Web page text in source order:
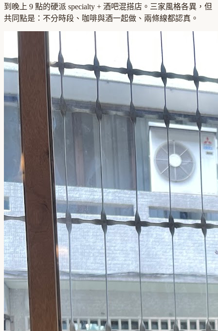
到晚上 9 點的硬派 specialty + 酒吧混搭店。三家風格各異，但
共同點是：不分時段、咖啡與酒一起做、兩條線都認真。